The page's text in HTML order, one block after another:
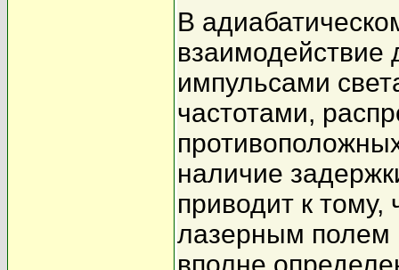
В
взаимодействие
импульсами
частотами,
наличие
приводит к тому,
лазерным полем